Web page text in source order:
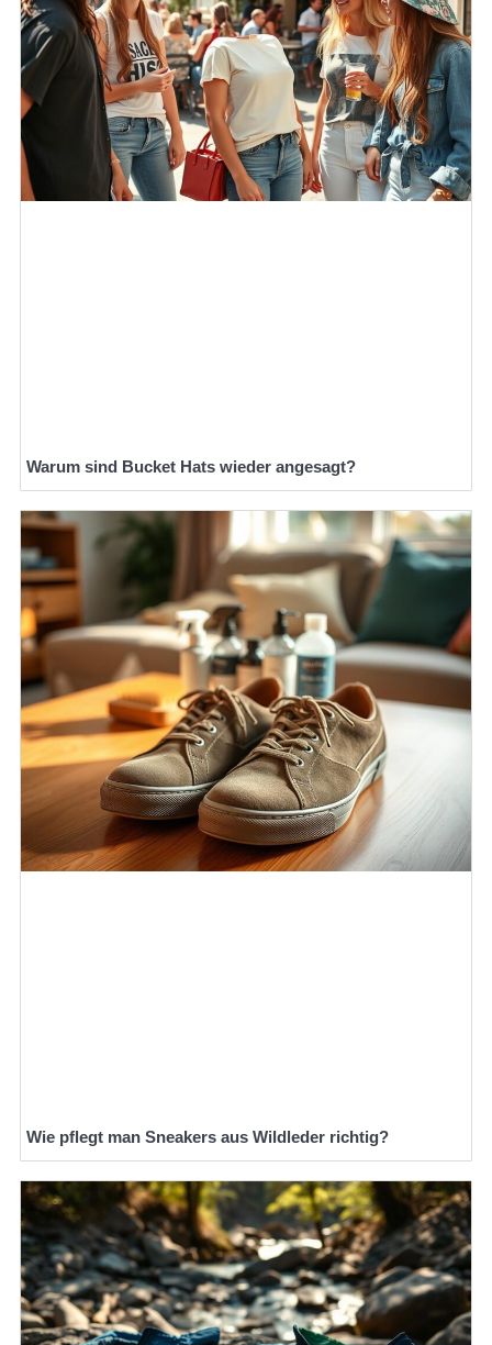
Warum sind Bucket Hats wieder angesagt?
Wie pflegt man Sneakers aus Wildleder richtig?